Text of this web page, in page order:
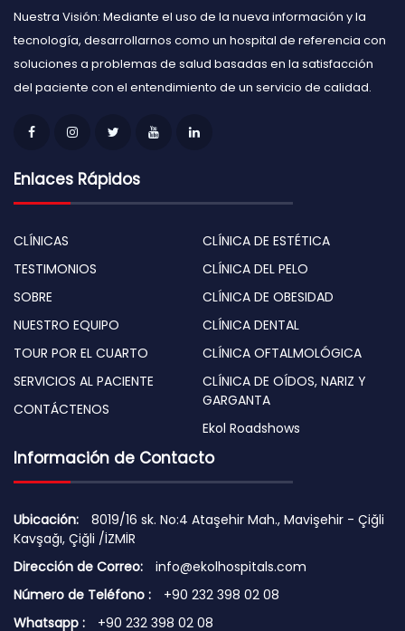
Nuestra Visión: Mediante el uso de la nueva información y la
tecnología, desarrollarnos como un hospital de referencia con
soluciones a problemas de salud basadas en la satisfacción
del paciente con el entendimiento de un servicio de calidad.
Enlaces Rápidos
CLÍNICAS
TESTIMONIOS
SOBRE
NUESTRO EQUIPO
TOUR POR EL CUARTO
SERVICIOS AL PACIENTE
CONTÁCTENOS
CLÍNICA DE ESTÉTICA
CLÍNICA DEL PELO
CLÍNICA DE OBESIDAD
CLÍNICA DENTAL
CLÍNICA OFTALMOLÓGICA
CLÍNICA DE OÍDOS, NARIZ Y
GARGANTA
Ekol Roadshows
Información de Contacto
Ubicación:
8019/16 sk. No:4 Ataşehir Mah., Mavişehir - Çiğli
Kavşağı, Çiğli /İZMİR
Dirección de Correo:
info@ekolhospitals.com
Número de Teléfono :
+90 232 398 02 08
Whatsapp :
+90 232 398 02 08